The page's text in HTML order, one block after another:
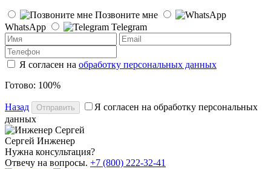
Позвоните мне
WhatsApp
Telegram
Я согласен на обработку персональных данных
Готово: 100%
Назад Отправить
Я согласен на обработку персональных
данных
Сергей Инженер
Нужна консультация?
Отвечу на вопросы. +7 (800) 222-32-41